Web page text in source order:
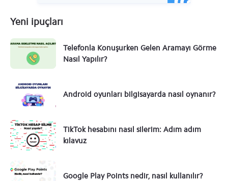
Yeni ipuçları
Telefonla Konuşurken Gelen Aramayı Görme
Nasıl Yapılır?
Android oyunları bilgisayarda nasıl oynanır?
TikTok hesabını nasıl silerim: Adım adım
kılavuz
Google Play Points nedir, nasıl kullanılır?